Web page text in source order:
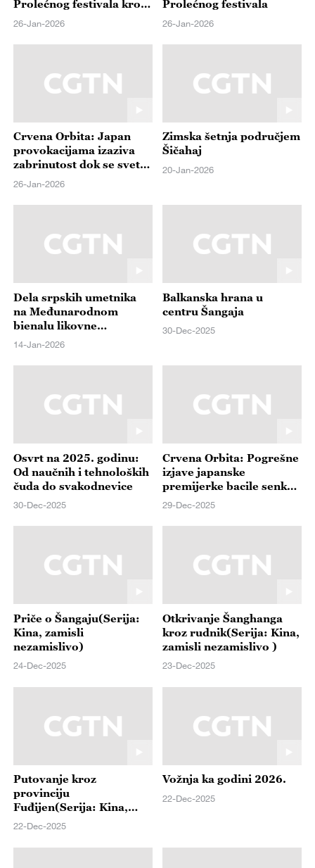
Prolećnog festivala kroz
vreme i prostor
26-Jan-2026
Prolećnog festivala
26-Jan-2026
Crvena Orbita: Japan
provokacijama izaziva
zabrinutost dok se svet
okreće Kini – razvoju
26-Jan-2026
Zimska šetnja područjem
Šičahaj
20-Jan-2026
Dela srpskih umetnika
na Međunarodnom
bienalu likovne
umetnosti u Pekingu
14-Jan-2026
Balkanska hrana u
centru Šangaja
30-Dec-2025
Osvrt na 2025. godinu:
Od naučnih i tehnoloških
čuda do svakodnevice
30-Dec-2025
Crvena Orbita: Pogrešne
izjave japanske
premijerke bacile senku
na turizam i ekonomiju
29-Dec-2025
Priče o Šangaju(Serija:
Kina, zamisli
nezamislivo)
24-Dec-2025
Otkrivanje Šanghanga
kroz rudnik(Serija: Kina,
zamisli nezamislivo )
23-Dec-2025
Putovanje kroz
provinciju
Fuđijen(Serija: Kina,
zamisli nezamislivo)
22-Dec-2025
Vožnja ka godini 2026.
22-Dec-2025